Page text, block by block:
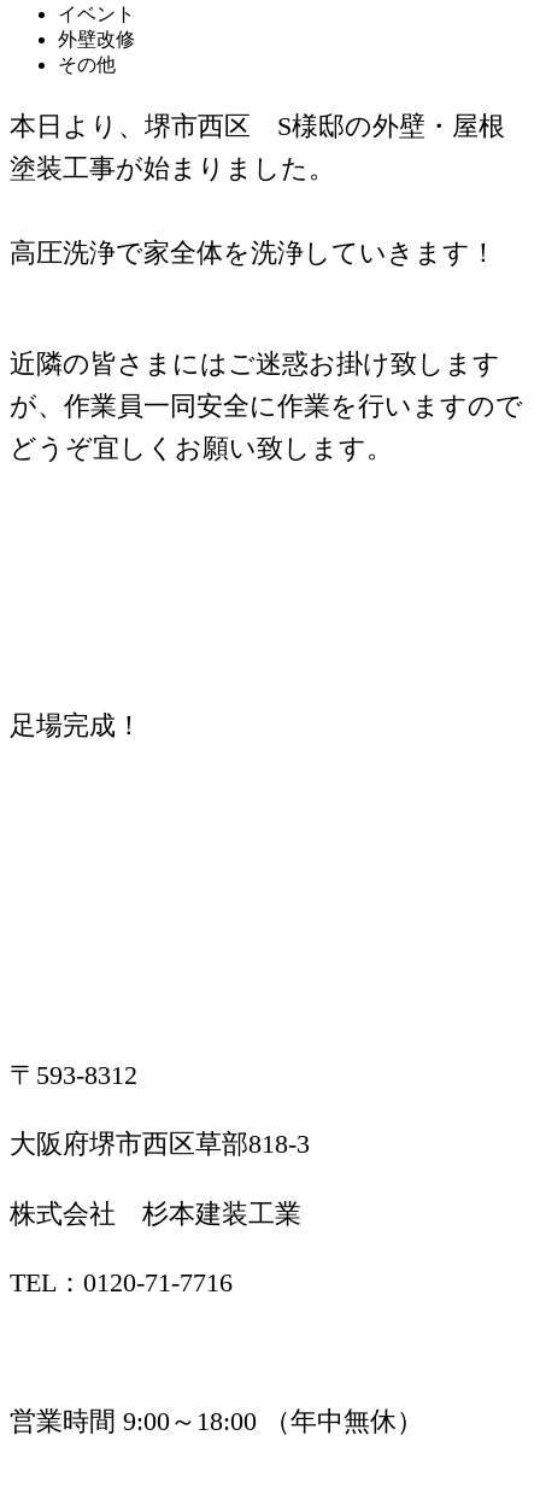
イベント
外壁改修
その他
本日より、堺市西区 S様邸の外壁・屋根
塗装工事が始まりました。
高圧洗浄で家全体を洗浄していきます！
近隣の皆さまにはご迷惑お掛け致します
が、作業員一同安全に作業を行いますので
どうぞ宜しくお願い致します。
足場完成！
〒593-8312
大阪府堺市西区草部818-3
株式会社 杉本建装工業
TEL：0120-71-7716
営業時間 9:00～18:00 （年中無休）